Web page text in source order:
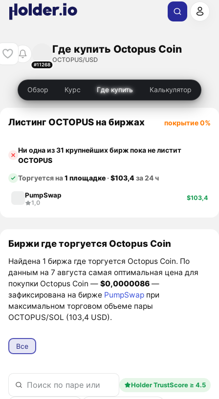
#11268
Где купить Octopus Coin
OCTOPUS/USD
Обзор Курс Где купить Калькулятор
Листинг OCTOPUS на биржах покрытие 0%
Ни одна из 31 крупнейших бирж пока не листит
OCTOPUS
Торгуется на1 площадке ·$103,4за 24 ч
PumpSwap
1,0
$103,4
Биржи где торгуется Octopus Coin
Найдена 1 биржа где торгуется Octopus Coin. По
данным на 7 августа самая оптимальная цена для
покупки Octopus Coin —$0,0000086 —
зафиксирована на бирже PumpSwap при
максимальном торговом объеме пары
OCTOPUS/SOL (103,4 USD).
Все
Holder TrustScore ≥ 4.5